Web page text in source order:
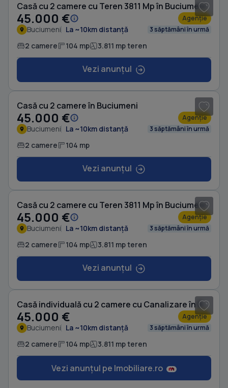
Casă cu 2 camere cu Teren 3811 Mp în Buciumeni
45.000 € Agenție
Buciumeni La ~10km distanță 3 săptămâni în urmă
2 camere 104 mp 3.811 mp teren
Vezi anunțul
Casă cu 2 camere în Buciumeni
45.000 € Agenție
Buciumeni La ~10km distanță 3 săptămâni în urmă
2 camere 104 mp
Vezi anunțul
Casă cu 2 camere cu Teren 3811 Mp în Buciumeni
45.000 € Agenție
Buciumeni La ~10km distanță 3 săptămâni în urmă
2 camere 104 mp 3.811 mp teren
Vezi anunțul
Casă individuală cu 2 camere cu Canalizare în Buciumeni
45.000 € Agenție
Buciumeni La ~10km distanță 3 săptămâni în urmă
2 camere 104 mp 3.811 mp teren
Vezi anunțul pe Imobiliare.ro